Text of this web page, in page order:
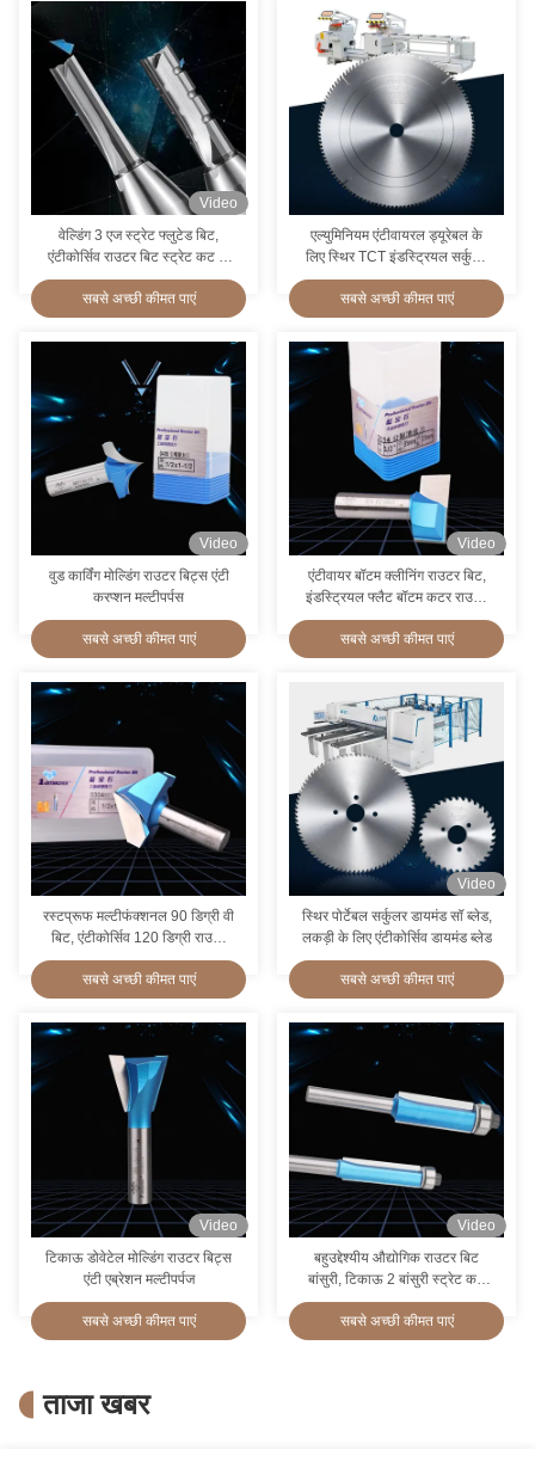
Video
वेल्डिंग 3 एज स्ट्रेट फ्लुटेड बिट,
एंटीकोर्सिव राउटर बिट स्ट्रेट कट के
लिए
सबसे अच्छी कीमत पाएं
एल्युमिनियम एंटीवायरल ड्यूरेबल के
लिए स्थिर TCT इंडस्ट्रियल सर्कुलर
सॉ ब्लेड्स
सबसे अच्छी कीमत पाएं
Video
वुड कार्विंग मोल्डिंग राउटर बिट्स एंटी
करप्शन मल्टीपर्पस
सबसे अच्छी कीमत पाएं
Video
एंटीवायर बॉटम क्लीनिंग राउटर बिट,
इंडस्ट्रियल फ्लैट बॉटम कटर राउटर
बिट
सबसे अच्छी कीमत पाएं
रस्टप्रूफ मल्टीफंक्शनल 90 डिग्री वी
बिट, एंटीकोर्सिव 120 डिग्री राउटर
बिट
सबसे अच्छी कीमत पाएं
Video
स्थिर पोर्टेबल सर्कुलर डायमंड सॉ ब्लेड,
लकड़ी के लिए एंटीकोर्सिव डायमंड ब्लेड
सबसे अच्छी कीमत पाएं
Video
टिकाऊ डोवेटेल मोल्डिंग राउटर बिट्स
एंटी एब्रेशन मल्टीपर्पज
सबसे अच्छी कीमत पाएं
Video
बहुउद्देश्यीय औद्योगिक राउटर बिट
बांसुरी, टिकाऊ 2 बांसुरी स्ट्रेट कट
राउटर बिट
सबसे अच्छी कीमत पाएं
ताजा खबर